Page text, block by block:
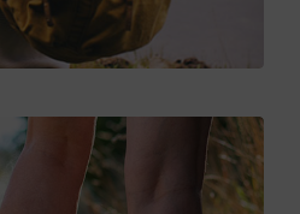
tiques